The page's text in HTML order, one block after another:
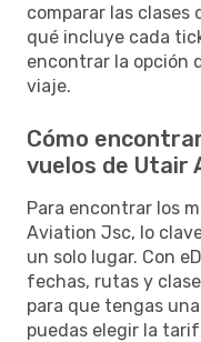
comparar las
qué incluye cada
encontrar la opción
viaje.
Cómo
vuelos de Utair
Para encontrar los
Aviation Jsc, lo
un solo lugar. Con
fechas, rutas y
para que tengas
puedas elegir la